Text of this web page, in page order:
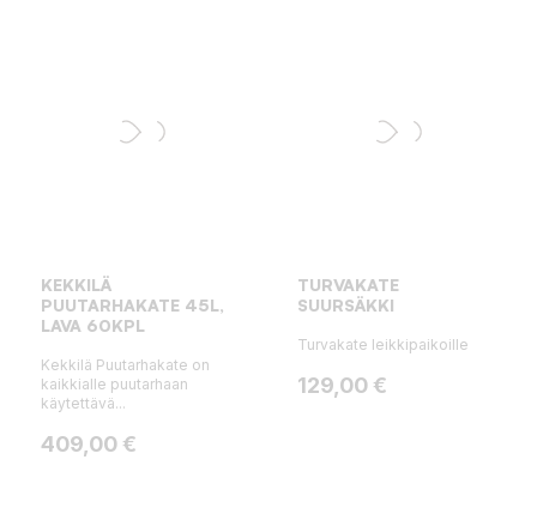
KEKKILÄ
PUUTARHAKATE 45L,
LAVA 60KPL
Kekkilä Puutarhakate on
kaikkialle puutarhaan
käytettävä...
Hinta
409,00 €
TURVAKATE
SUURSÄKKI
Turvakate leikkipaikoille
Hinta
129,00 €